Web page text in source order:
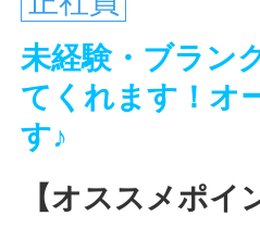
未経験・ブラン
てくれます！オ
す♪
【オススメポイ